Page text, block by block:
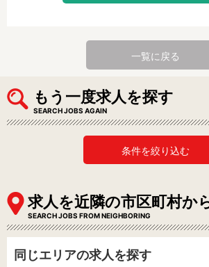
一覧に戻る
もう一度求人を探す
SEARCH JOBS AGAIN
条件を絞り込む
求人を近隣の市区町村か
SEARCH JOBS FROM NEIGHBORING
同じエリアの求人を探す